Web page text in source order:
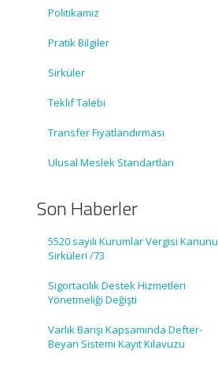
Politikamız
Pratik Bilgiler
Sirküler
Teklif Talebi
Transfer Fiyatlandırması
Ulusal Meslek Standartları
Son Haberler
5520 sayılı Kurumlar Vergisi Kanunu
Sirküleri /73
Sigortacılık Destek Hizmetleri
Yönetmeliği Değişti
Varlık Barışı Kapsamında Defter-
Beyan Sistemi Kayıt Kılavuzu